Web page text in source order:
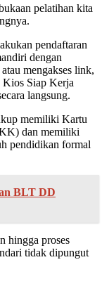
pelatihan kita
pendaftaran
dengan
mengakses link,
Kios Siap Kerja
langsung.
memiliki Kartu
dan memiliki
pendidikan formal
BLT DD
hingga proses
tidak dipungut